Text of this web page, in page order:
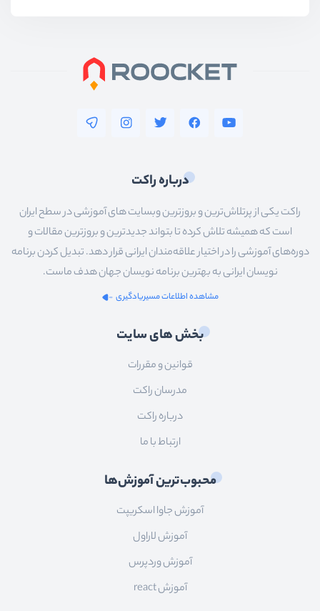
درباره راکت
راکت یکی از پرتلاش‌ترین و بروزترین وبسایت های آموزشی در سطح ایران
است که همیشه تلاش کرده تا بتواند جدیدترین و بروزترین مقالات و
دوره‌های آموزشی را در اختیار علاقه‌مندان ایرانی قرار دهد. تبدیل کردن برنامه
نویسان ایرانی به بهترین برنامه نویسان جهان هدف ماست.
مشاهده اطلاعات مسیریادگیری
بخش های سایت
قوانین و مقررات
مدرسان راکت
درباره راکت
ارتباط با ما
محبوب‌ترین آموزش‌ها
آموزش جاوا اسکریپت
آموزش لاراول
آموزش وردپرس
آموزش react